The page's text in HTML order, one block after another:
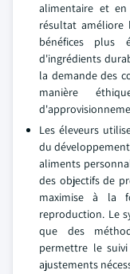
alimentaire et
résultat
bénéfices plus
d'ingrédients
la demande des
manière
Les éleveurs
du
aliments
des objectifs de
maximise à la
reproduction. Le
que des
permettre le
ajustements